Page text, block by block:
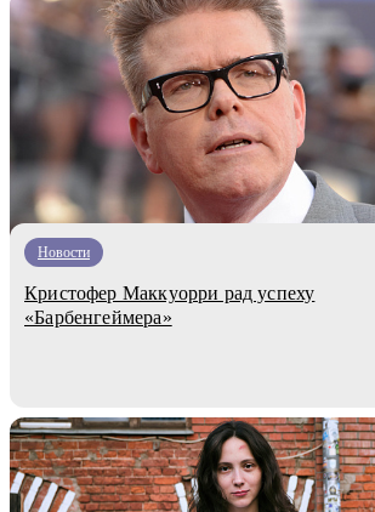
Новости
Кристофер Маккуорри рад успеху
«Барбенгеймера»